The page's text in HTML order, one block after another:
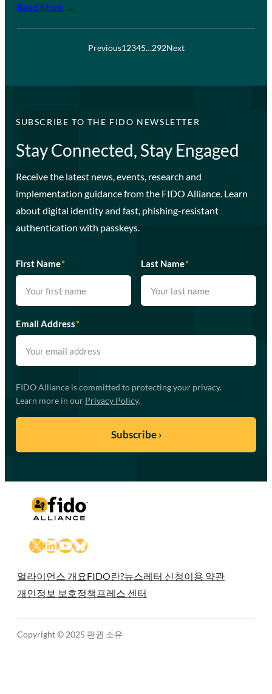
Read More →
Previous12345…292Next
SUBSCRIBE TO THE FIDO NEWSLETTER
Stay Connected, Stay Engaged
Receive the latest news, events, research and
implementation guidance from the FIDO Alliance. Learn
about digital identity and fast, phishing-resistant
authentication with passkeys.
First Name* Last Name*
Email Address*
FIDO Alliance is committed to protecting your privacy.
Learn more in our Privacy Policy.
X LinkedIn
YouTube
Bluesky
얼라이언스 개요FIDO란?뉴스레터 신청이용 약관
개인정보 보호정책 프레스 센터
Copyright © 2025 판권 소유